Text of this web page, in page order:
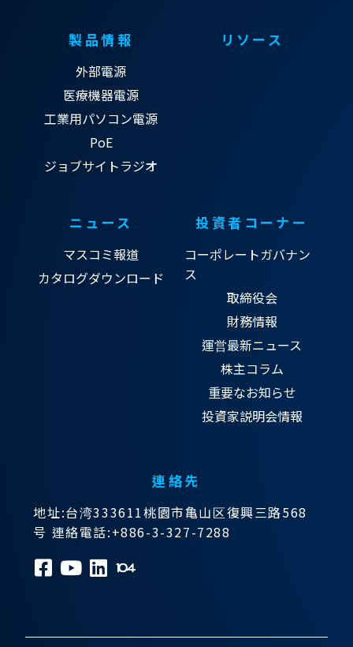
製品情報
外部電源
医療機器電源
工業用パソコン電源
PoE
ジョブサイトラジオ
リソース
ニュース
マスコミ報道
カタログダウンロード
投資者コーナー
コーポレートガバナン
ス
取締役会
財務情報
運営最新ニュース
株主コラム
重要なお知らせ
投資家説明会情報
連絡先
地址:台湾333611桃園市亀山区復興三路568
号 連絡電話:+886-3-327-7288